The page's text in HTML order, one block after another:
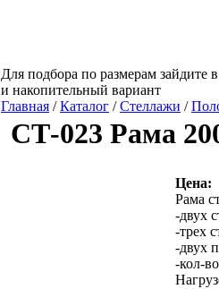
Для подбора по размерам зайдите в
и накопительный вариант
Главная /Каталог /Стеллажи /
СТ-023 Рама
Цена:
Рама
-двух
-трех
-двух
-кол-